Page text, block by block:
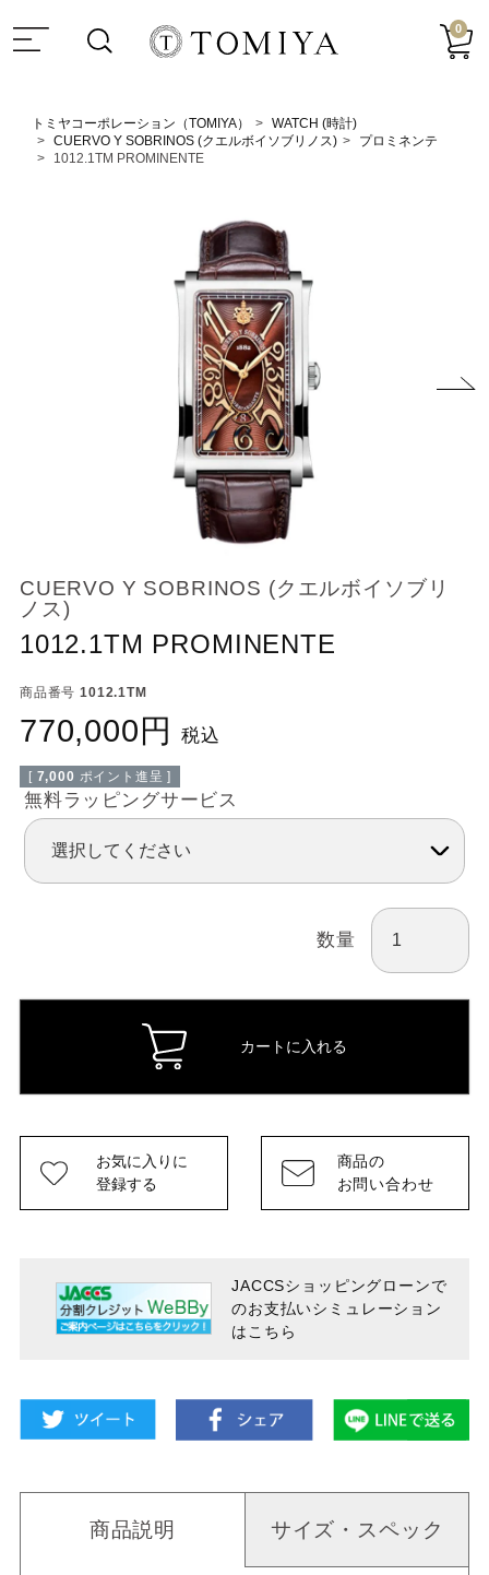
0
トミヤコーポレーション（TOMIYA）
WATCH (時計)
CUERVO Y SOBRINOS (クエルボイソブリノス)
プロミネンテ
1012.1TM PROMINENTE
CUERVO Y SOBRINOS (クエルボイソブリ
ノス)
1012.1TM PROMINENTE
商品番号 1012.1TM
770,000 税込
[ 7,000 ポイント進呈 ]
無料ラッピングサービス
数量
カートに入れる
お気に入りに
登録する
商品の
お問い合わせ
JACCSショッピングローンで
のお支払いシミュレーション
はこちら
商品説明 サイズ・スペック